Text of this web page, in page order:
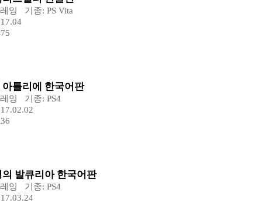
잉 기종: PS Vita
아틀리에 한국어판
잉 기종: PS4
의 발큐리아 한국어판
잉 기종: PS4